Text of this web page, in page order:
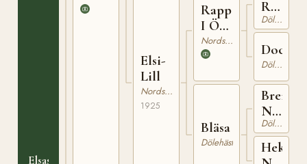
Elsasstyra
Elsi-
Lill
Nordsvensk Brukshäst
1925
Rapp
I Ö
49
Nordsvensk Brukshäst
Bläsa
Dölehäst
Rolv
N
629
Dölehäst
Docka
Dölehäst
Breilegg
N
287
Dölehäst
Hekla